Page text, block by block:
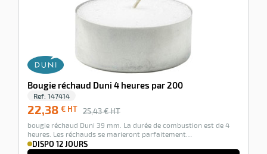
Bougie réchaud Duni 4 heures par 200
Ref: 147414
22,38 € HT 25,43 € HT
bougie réchaud Duni 39 mm. La durée de combustion est de 4
heures. Les réchauds se marieront parfaitement…
DISPO 12 JOURS